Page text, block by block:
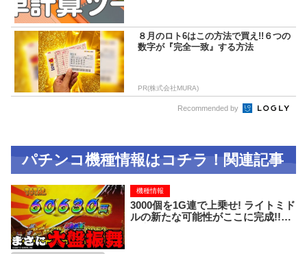
８月のロト6はこの方法で買え!!６つの
数字が『完全一致』する方法
PR(株式会社MURA)
Recommended by
パチンコ機種情報はコチラ！関連記事
3000個を1G連で上乗せ! ライトミド
ルの新たな可能性がここに完成!!【e
機種情報